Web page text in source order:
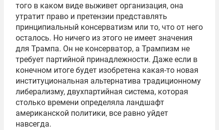
того в каком виде выживет организация, она
утратит право и претензии представлять
принципиальный консерватизм или то, что от него
осталось. Но ничего из этого не имеет значения
для Трампа. Он не консерватор, а Трампизм не
требует партийной принадлежности. Даже если в
конечном итоге будет изобретена какая-то новая
институциональная альтернатива традиционному
либерализму, двухпартийная система, которая
столько времени определяла ландшафт
американской политики, все равно уйдет
навсегда.